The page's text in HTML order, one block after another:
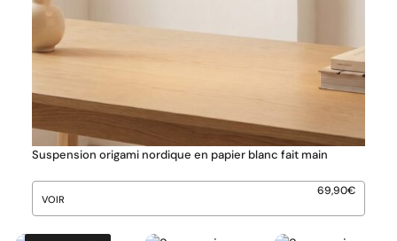
Suspension origami nordique en papier blanc fait main
VOIR
69,90€